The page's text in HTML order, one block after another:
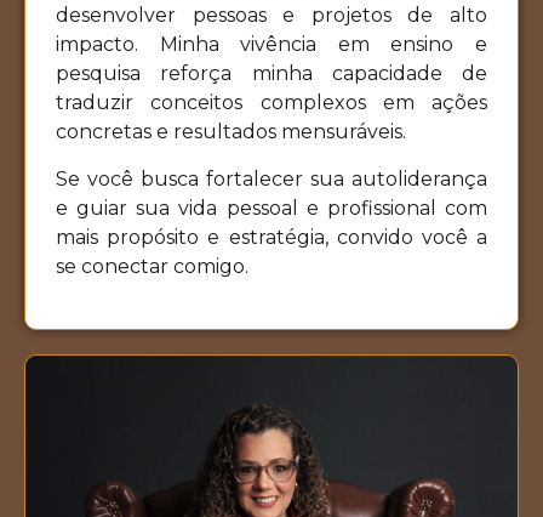
desenvolver pessoas e projetos de alto
impacto. Minha vivência em ensino e
pesquisa reforça minha capacidade de
traduzir conceitos complexos em ações
concretas e resultados mensuráveis.
Se você busca fortalecer sua autoliderança
e guiar sua vida pessoal e profissional com
mais propósito e estratégia, convido você a
se conectar comigo.